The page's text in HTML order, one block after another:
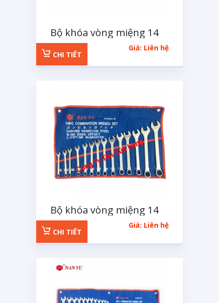
Bộ khóa vòng miệng 14
chi tiết 8-24 loại mạ bóng
giá rẻ
Giá: Liên hệ
CHI TIẾT
Bộ khóa vòng miệng 14
chi tiết 8-24mm
Giá: Liên hệ
CHI TIẾT